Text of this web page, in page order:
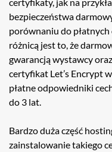
bezpieczeństwa
porównaniu do
różnicą jest to, że
gwarancją wystawcy
certyfikat Let’s Encrypt
płatne odpowiedniki
do 3 lat.
Bardzo duża część
zainstalowanie takiego